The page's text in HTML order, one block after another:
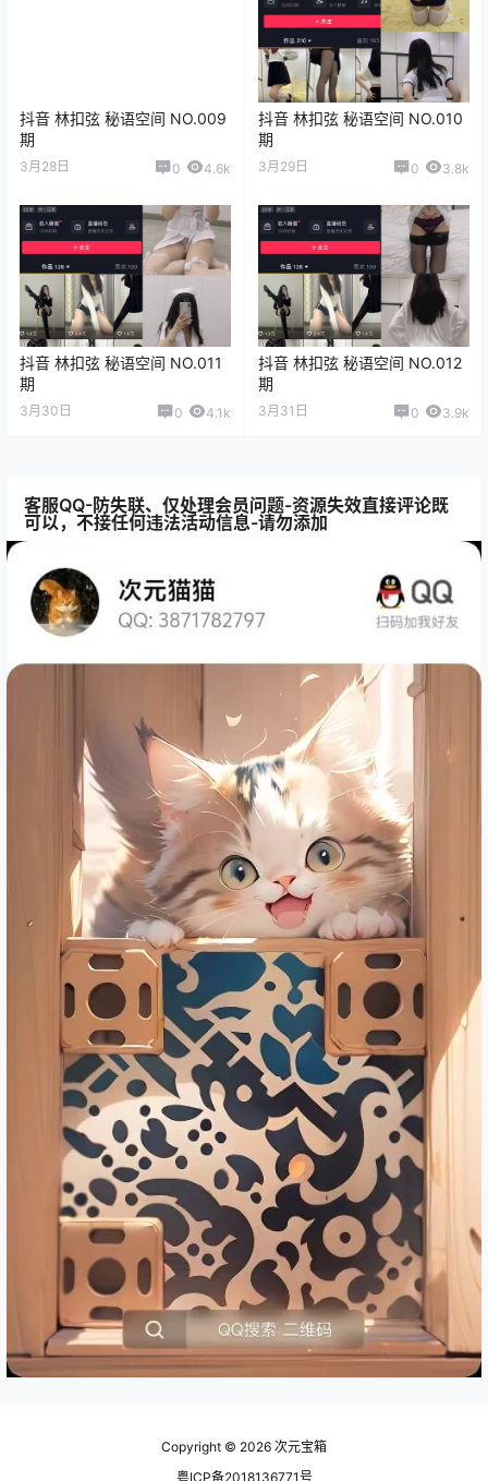
抖音 林扣弦 秘语空间 NO.009
期
3月28日 0 4.6k
抖音 林扣弦 秘语空间 NO.010
期
3月29日 0 3.8k
抖音 林扣弦 秘语空间 NO.011
期
3月30日 0 4.1k
抖音 林扣弦 秘语空间 NO.012
期
3月31日 0 3.9k
客服QQ-防失联、仅处理会员问题-资源失效直接评论既
可以，不接任何违法活动信息-请勿添加
Copyright © 2026 次元宝箱
粤ICP备2018136771号